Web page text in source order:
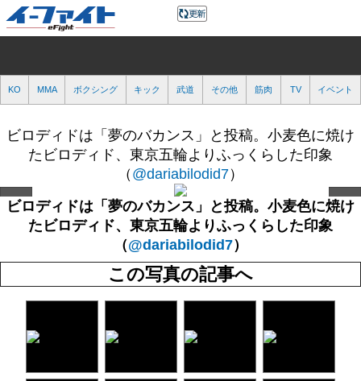
KO MMA ボクシング キック 武道 その他 筋肉 TV イベント
ビロディドは「夢のバカンス」と投稿。小麦色に焼け
たビロディド、東京五輪よりふっくらした印象
（ @dariabilodid7）
ビロディドは「夢のバカンス」と投稿。小麦色に焼け
たビロディド、東京五輪よりふっくらした印象
（@dariabilodid7）
この写真の記事へ